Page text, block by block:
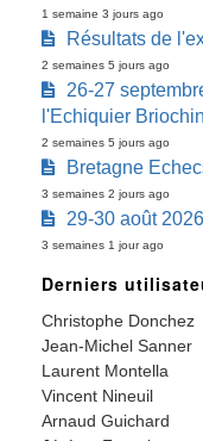
1 semaine 3 jours ago
Résultats de
2 semaines 5 jours ago
26-27
l'Echiquier Briochin
2 semaines 5 jours ago
Bretagne
3 semaines 2 jours ago
29-30 août
3 semaines 1 jour ago
Derniers
Christophe Donchez
Jean-Michel Sanner
Laurent Montella
Vincent Nineuil
Arnaud Guichard